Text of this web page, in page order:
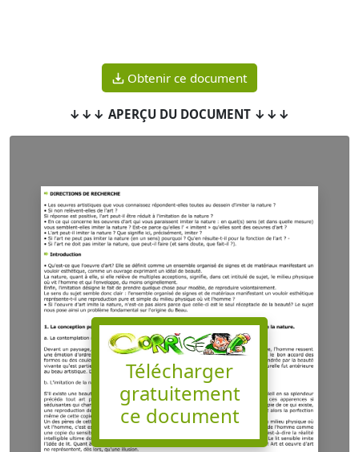
Obtenir ce document
↓↓↓ APERÇU DU DOCUMENT ↓↓↓
Télécharger
gratuitement
ce document